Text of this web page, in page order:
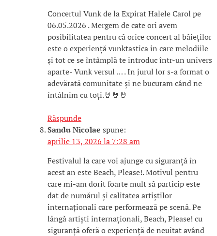
Concertul Vunk de la Expirat Halele Carol pe
06.05.2026 . Mergem de cate ori avem
posibilitatea pentru că orice concert al băieților
este o experiență vunktastica in care melodiile
și tot ce se întâmplă te introduc într-un univers
aparte- Vunk versul … . In jurul lor s-a format o
adevărată comunitate și ne bucuram când ne
întâlnim cu toți.🤘🤘🤘
Răspunde
Sandu Nicolae spune:
aprilie 13, 2026 la 7:28 am
Festivalul la care voi ajunge cu siguranță în
acest an este Beach, Please!. Motivul pentru
care mi-am dorit foarte mult să particip este
dat de numărul și calitatea artiștilor
internaționali care performează pe scenă. Pe
lângă artiști internaționali, Beach, Please! cu
siguranță oferă o experiență de neuitat având